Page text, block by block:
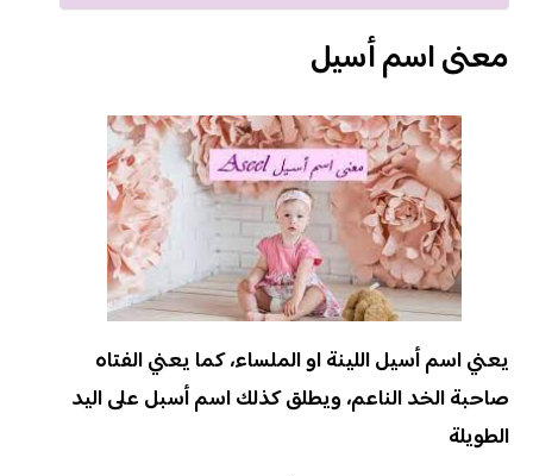
معنى اسم أسيل
يعني اسم أسيل اللينة او الملساء، كما يعني الفتاه
صاحبة الخد الناعم، ويطلق كذلك اسم أسبل على اليد
الطويلة